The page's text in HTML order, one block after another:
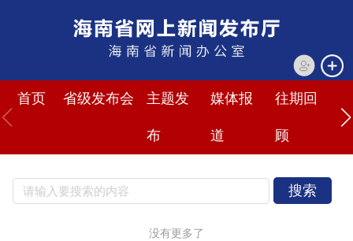
首页 省级发布会 主题发
布
媒体报
道
往期回
顾
搜索
没有更多了